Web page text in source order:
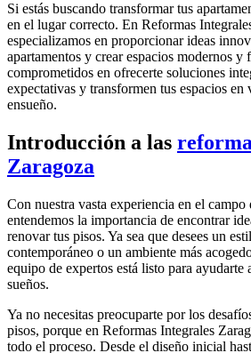
Si estás buscando transformar tus
en el lugar correcto. En Reformas
especializamos en proporcionar ideas
apartamentos y crear espacios modernos y
comprometidos en ofrecerte soluciones
expectativas y transformen tus espacios en
ensueño.
Introducción a las
Zaragoza
Con nuestra vasta experiencia en el campo
entendemos la importancia de encontrar
renovar tus pisos. Ya sea que desees un
contemporáneo o un ambiente más
equipo de expertos está listo para ayudarte
sueños.
Ya no necesitas preocuparte por los
pisos, porque en Reformas Integrales
todo el proceso. Desde el diseño inicial